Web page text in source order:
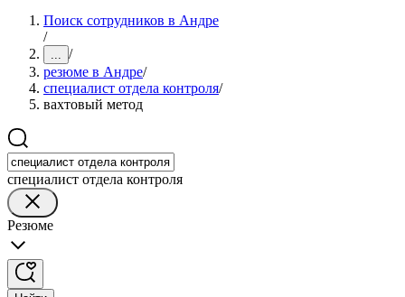
Поиск сотрудников в Андре
/
... /
резюме в Андре/
специалист отдела контроля/
вахтовый метод
специалист отдела контроля
Резюме